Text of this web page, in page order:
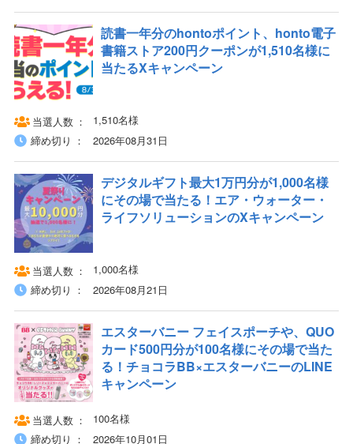
読書一年分のhontoポイント、honto電子
書籍ストア200円クーポンが1,510名様に
当たるXキャンペーン
当選人数
1,510名様
締め切り
2026年08月31日
デジタルギフト最大1万円分が1,000名様
にその場で当たる！エア・ウォーター・
ライフソリューションのXキャンペーン
当選人数
1,000名様
締め切り
2026年08月21日
エスターバニー フェイスポーチや、QUO
カード500円分が100名様にその場で当た
る！チョコラBB×エスターバニーのLINE
キャンペーン
当選人数
100名様
締め切り
2026年10月01日